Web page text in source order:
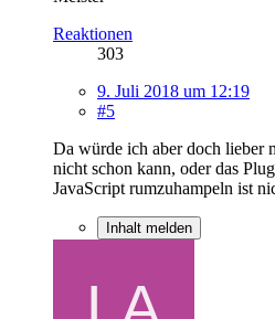
Reaktionen
303
9. Juli 2018 um 12:19
#5
Da würde ich aber doch lieber
nicht schon kann, oder das
JavaScript rumzuhampeln ist
Inhalt melden